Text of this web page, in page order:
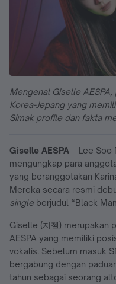
Mengenal Giselle
Korea-Jepang yang
Simak profile dan fakta
Giselle AESPA – Lee Soo
mengungkap para
yang beranggotakan
Mereka secara resmi
single berjudul “Black
Giselle (지젤) merupakan
AESPA yang memiliki
vokalis. Sebelum masuk
bergabung dengan
tahun sebagai seorang